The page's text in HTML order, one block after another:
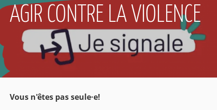
AGIR CONTRE LA VIOLENCE
Vous n'êtes pas seule·e!